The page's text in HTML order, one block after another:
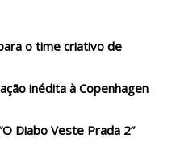
o time criativo de
inédita à Copenhagen
Diabo Veste Prada 2”